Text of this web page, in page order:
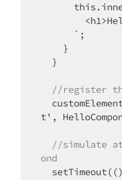
//register
t',
//simulate
ond